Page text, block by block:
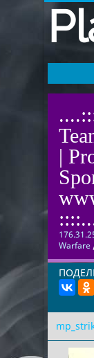
|
Warfare